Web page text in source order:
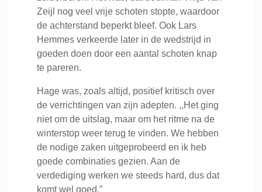
Zeijl nog veel vrije schoten stopte, waardoor
de achterstand beperkt bleef. Ook Lars
Hemmes verkeerde later in de wedstrijd in
goeden doen door een aantal schoten knap
te pareren.
Hage was, zoals altijd, positief kritisch over
de verrichtingen van zijn adepten. ,,Het ging
niet om de uitslag, maar om het ritme na de
winterstop weer terug te vinden. We hebben
de nodige zaken uitgeprobeerd en ik heb
goede combinaties gezien. Aan de
verdediging werken we steeds hard, dus dat
komt wel goed.”